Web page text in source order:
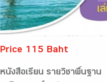
Price 115 Baht
หนังสือเรียน รายวิชาพื้นฐาน